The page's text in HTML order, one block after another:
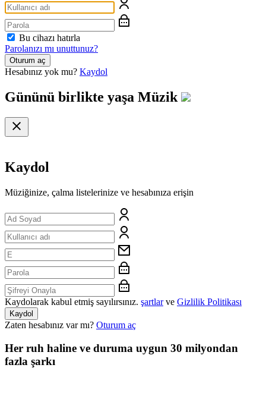
Bu cihazı hatırla
Parolanızı mı unuttunuz?
Oturum aç
Hesabınız yok mu? Kaydol
Gününü birlikte yaşa Müzik
Kaydol
Müziğinize, çalma listelerinize ve hesabınıza erişin
Kaydolarak kabul etmiş sayılırsınız. şartlar ve Gizlilik Politikası
Kaydol
Zaten hesabınız var mı? Oturum aç
Her ruh haline ve duruma uygun 30 milyondan
fazla şarkı